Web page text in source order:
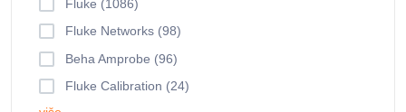
Fluke (1086)
Fluke Networks (98)
Beha Amprobe (96)
Fluke Calibration (24)